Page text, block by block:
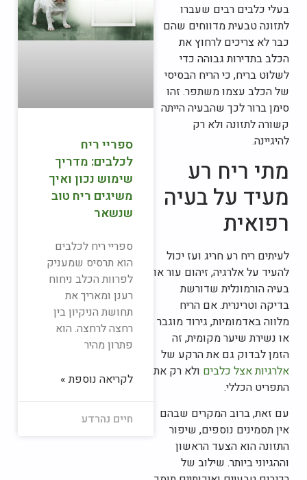
בעלי כלבים רבים שעברו
לתזונה טבעית מדווחים שהם
כבר לא צריכים לרחוץ את
הכלב בתדירות גבוהה כדי
לשלוט בריח, כי הריח הבסיסי
של הכלב עצמו משתפר. זהו
סימן ברור לכך שהבעיה הייתה
קשורה לתזונה ולא רק
להיגיינה.
מתי ריח רע
מעיד על בעיה
רפואית
לעיתים ריח רע חריג ועז יכול
להעיד על אלרגיה, זיהום עור או
בעיה הורמונלית שדורשת
בדיקה וטרינרית. אם הריח
מלווה באדמומיות, גירוד מוגבר
או נשירת שיער מקומית, זה
הזמן לבדוק גם את הרקע של
אלרגיות אצל כלבים ולא רק את
התפריט הכללי.
עם זאת, ברוב המקרים שבהם
אין תסמינים נוספים, שיפור
התזונה הוא הצעד הראשון
וההגיוני ביותר. שילוב של
ספריי ריח
לכלבים: מדריך
שימוש נכון ואיך
משיגים ריח טוב
שנשאר
ספריי ריח לכלבים
הוא תרסיס שמעניק
לפרוות הכלב ניחוח
רענן ומאריך את
תחושת הניקיון בין
רחצה לרחצה. הוא
פתרון מהיר
לקריאה נוספת »
חיים נהרדע